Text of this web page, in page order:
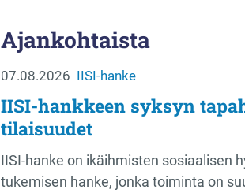
Ajankohtaista
07.08.2026 IISI-hanke
IISI-hankkeen syksyn
tilaisuudet
IISI-hanke on ikäihmisten sosiaalisen
tukemisen hanke, jonka toiminta on